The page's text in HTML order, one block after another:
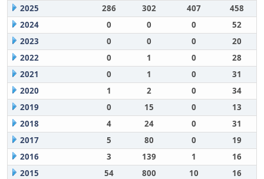
2025
286 302 407
458
2024
0 0 0
52
2023
0 0 0
20
2022
0 1 0
28
2021
0 1 0
31
2020
1 2 0
34
2019
0 15 0
13
2018
4 24 0
31
2017
5 80 0
19
2016
3 139 1
16
2015
54 800 10
16